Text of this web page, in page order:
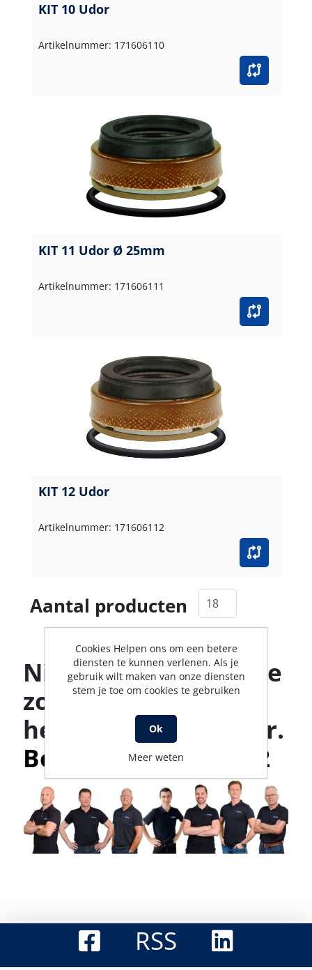
KIT 10 Udor
Artikelnummer: 171606110
KIT 11 Udor Ø 25mm
Artikelnummer: 171606111
KIT 12 Udor
Artikelnummer: 171606112
Aantal producten
Niet gevonden wat je
zoekt? Ons team
helpt je graag verder.
Bel met 0316-523142
RSS
Cookies Helpen ons om een betere
diensten te kunnen verlenen. Als je
gebruik wilt maken van onze diensten
stem je toe om cookies te gebruiken
Ok
Meer weten